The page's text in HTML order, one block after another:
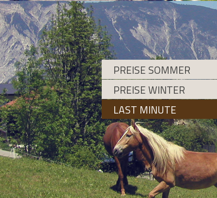
PREISE SOMMER
PREISE WINTER
LAST MINUTE